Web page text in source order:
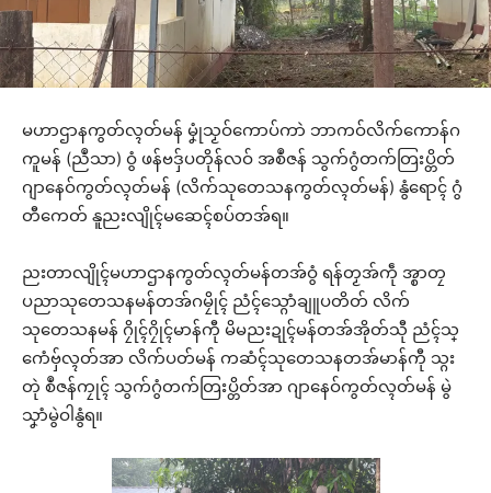
မဟာဌာနကွတ်လ္ၚတ်မန် မၞုံသၟဝ်ကောပ်ကာဲ ဘာကဝ်လိက်ကောန်ဂ
ကူမန် (ညဳသာ) ဝွံ ဖန်ဗဒှ်ပတိုန်လဝ် အစဳဇန် သွက်ဂွံတက်တြးပ္တိတ်
ဂျာနေဝ်ကွတ်လ္ၚတ်မန် (လိက်သုတေသနကွတ်လ္ၚတ်မန်) နွံရောၚ် ဂွံ
တီကေတ် နူညးလျိုၚ်မဆေၚ်စပ်တအ်ရ။
ညးတာလျိုၚ်မဟာဌာနကွတ်လ္ၚတ်မန်တအ်ဝွံ ရန်တၟအ်ကဵု အ္စာတၠ
ပညာသုတေသနမန်တအ်ဂမၠိုၚ် ညံၚ်သ္ဂောံချူပတိတ် လိက်
သုတေသနမန် ဂၠိုၚ်ဂၠိုၚ်မာန်ကီု မိမညးဍုၚ်မန်တအ်အိုတ်သီု ညံၚ်သ္
ဂောံဗှ်လ္ၚတ်အာ လိက်ပတ်မန် ကဆံၚ်သုတေသနတအ်မာန်ကီု သ္ဂး
တုဲ စဳဇန်ကၠုၚ် သွက်ဂွံတက်တြးပ္တိတ်အာ ဂျာနေဝ်ကွတ်လ္ၚတ်မန် မွဲ
သၞာံမွဲဝါနွံရ။